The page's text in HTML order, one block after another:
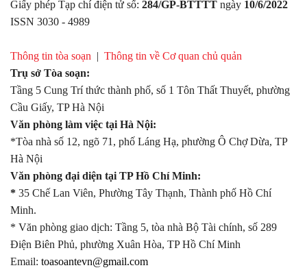
Giấy phép Tạp chí điện tử số: 284/GP-BTTTT ngày 10/6/2022
ISSN 3030 - 4989
Thông tin tòa soạn | Thông tin về Cơ quan chủ quản
Trụ sở Tòa soạn:
Tầng 5 Cung Trí thức thành phố, số 1 Tôn Thất Thuyết, phường
Cầu Giấy, TP Hà Nội
Văn phòng làm việc tại Hà Nội:
*Tòa nhà số 12, ngõ 71, phố Láng Hạ, phường Ô Chợ Dừa, TP
Hà Nội
Văn phòng đại diện tại TP Hồ Chí Minh:
* 35 Chế Lan Viên, Phường Tây Thạnh, Thành phố Hồ Chí
Minh.
* Văn phòng giao dịch: Tầng 5, tòa nhà Bộ Tài chính, số 289
Điện Biên Phủ, phường Xuân Hòa, TP Hồ Chí Minh
Email: toasoantevn@gmail.com